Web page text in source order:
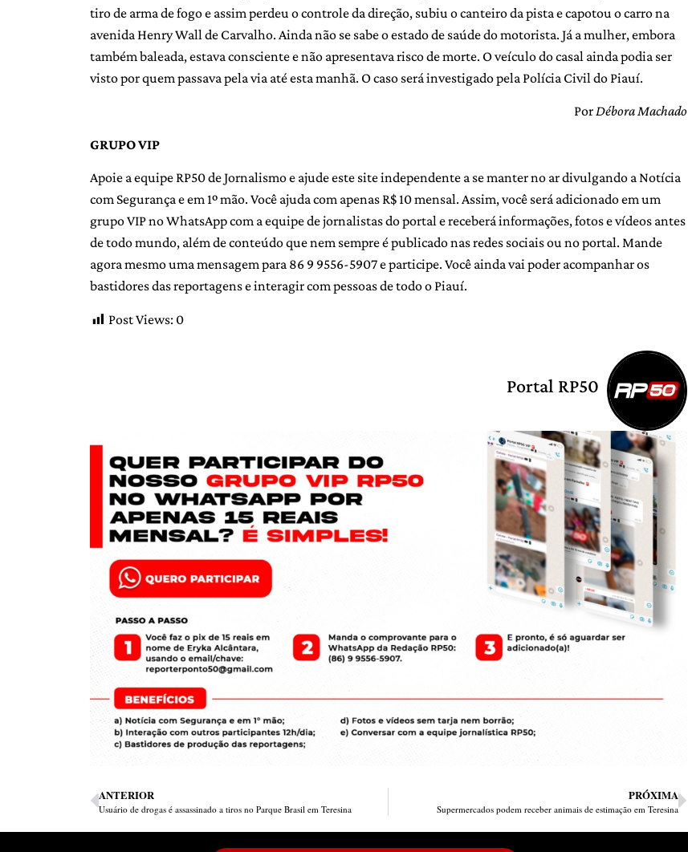
tiro de arma de fogo e assim perdeu o controle da direção, subiu o canteiro da pista e capotou o carro na
avenida Henry Wall de Carvalho. Ainda não se sabe o estado de saúde do motorista. Já a mulher, embora
também baleada, estava consciente e não apresentava risco de morte. O veículo do casal ainda podia ser
visto por quem passava pela via até esta manhã. O caso será investigado pela Polícia Civil do Piauí.
PorDébora Machado
GRUPO VIP
Apoie a equipe RP50 de Jornalismo e ajude este site independente a se manter no ar divulgando a Notícia
com Segurança e em 1º mão. Você ajuda com apenas R$ 10 mensal. Assim, você será adicionado em um
grupo VIP no WhatsApp com a equipe de jornalistas do portal e receberá informações, fotos e vídeos antes
de todo mundo, além de conteúdo que nem sempre é publicado nas redes sociais ou no portal. Mande
agora mesmo uma mensagem para 86 9 9556-5907 e participe. Você ainda vai poder acompanhar os
bastidores das reportagens e interagir com pessoas de todo o Piauí.
Post Views: 0
Portal RP50
ANTERIOR
Usuário de drogas é assassinado a tiros no Parque Brasil em Teresina
PRÓXIMA
Supermercados podem receber animais de estimação em Teresina